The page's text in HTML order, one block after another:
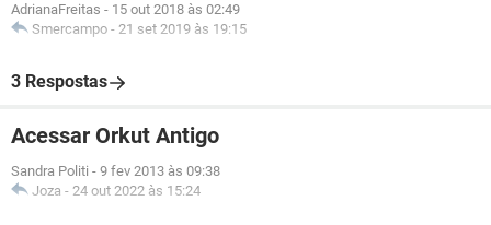
AdrianaFreitas - 15 out 2018 às 02:49
Smercampo - 21 set 2019 às 19:15
3 Respostas
Acessar Orkut Antigo
Sandra Politi - 9 fev 2013 às 09:38
Joza - 24 out 2022 às 15:24